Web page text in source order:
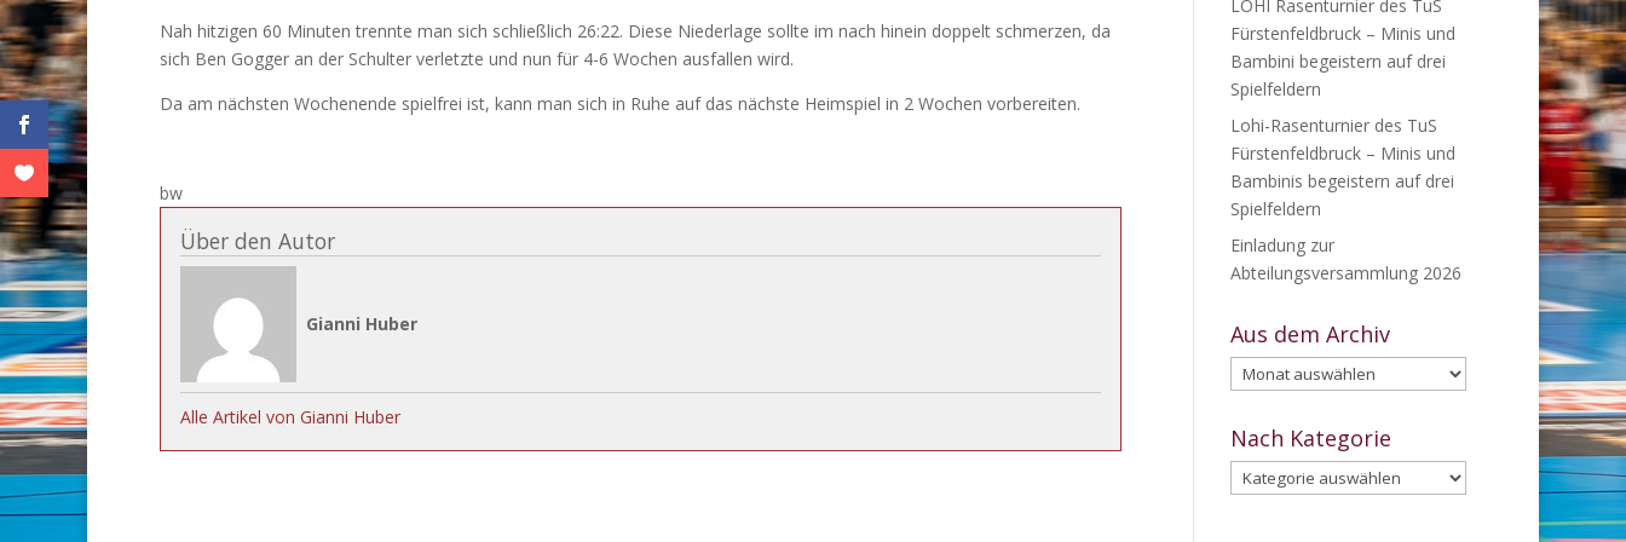
Nah hitzigen 60 Minuten trennte man sich schließlich 26:22. Diese Niederlage sollte im nach hinein doppelt schmerzen, da
sich Ben Gogger an der Schulter verletzte und nun für 4-6 Wochen ausfallen wird.
Da am nächsten Wochenende spielfrei ist, kann man sich in Ruhe auf das nächste Heimspiel in 2 Wochen vorbereiten.
bw
Über den Autor
Gianni Huber
Alle Artikel von Gianni Huber
LOHI Rasenturnier des TuS
Fürstenfeldbruck – Minis und
Bambini begeistern auf drei
Spielfeldern
Lohi-Rasenturnier des TuS
Fürstenfeldbruck – Minis und
Bambinis begeistern auf drei
Spielfeldern
Einladung zur
Abteilungsversammlung 2026
Aus dem Archiv
Aus
dem
Archiv
Nach Kategorie
Nach
Kategorie